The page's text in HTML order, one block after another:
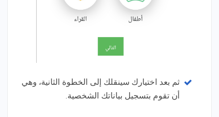
ثم بعد اختيارك سينقلك إلى الخطوة الثانية، وهي
أن تقوم بتسجيل بياناتك الشخصية.